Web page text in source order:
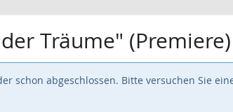
Träume"
schon abgeschlossen. Bitte versuchen Sie